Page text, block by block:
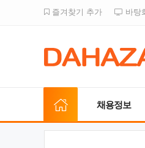
즐겨찾기 추가 바탕
채용정보